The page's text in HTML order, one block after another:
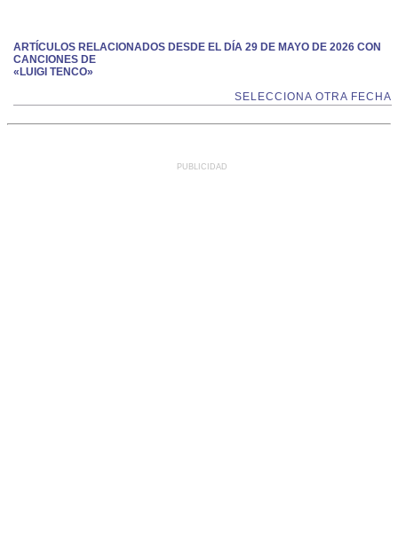
ARTÍCULOS RELACIONADOS DESDE EL DÍA 29 DE MAYO DE 2026 CON
CANCIONES DE
«LUIGI TENCO»
SELECCIONA OTRA FECHA
PUBLICIDAD